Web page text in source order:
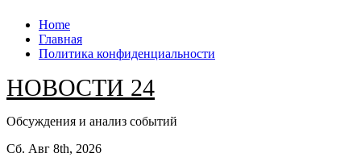
Перейти
содержанию
Home
Главная
Политика конфиденциальности
НОВОСТИ 24
Обсуждения и анализ событий
Сб. Авг 8th, 2026